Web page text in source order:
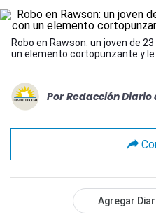
Robo en Rawson: un joven de
un elemento cortopunzante y le
Por Redacción Diario
Agregar